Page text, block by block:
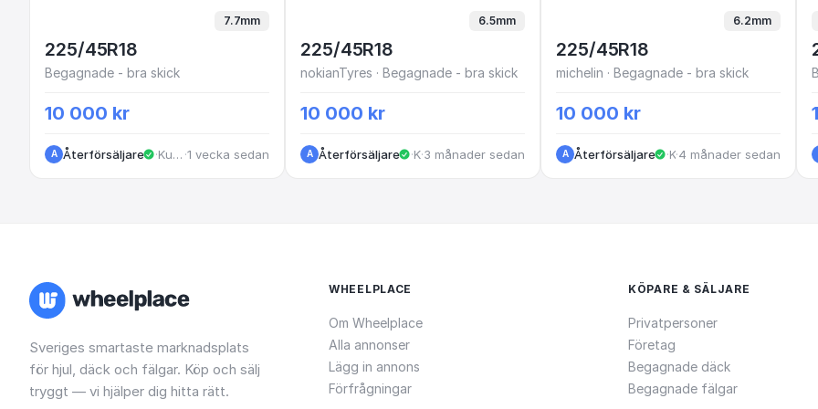
7.7mm
225/45R18
Begagnade - bra skick
10 000 kr
A Återförsäljare · Kungälv ·1 vecka sedan
6.5mm
225/45R18
nokianTyres · Begagnade - bra skick
10 000 kr
A Återförsäljare · Kungälv
·3 månader sedan
6.2mm
225/45R18
michelin · Begagnade - bra skick
10 000 kr
A Återförsäljare · Kungälv
·4 månader sedan
Sveriges smartaste marknadsplats
för hjul, däck och fälgar. Köp och sälj
tryggt — vi hjälper dig hitta rätt.
WHEELPLACE
Om Wheelplace
Alla annonser
Lägg in annons
Förfrågningar
KÖPARE & SÄLJARE
Privatpersoner
Företag
Begagnade däck
Begagnade fälgar